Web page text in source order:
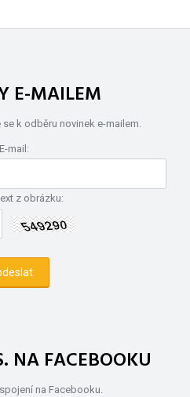
E-MAILEM
k odběru novinek e-mailem.
E-mail:
z obrázku:
NA FACEBOOKU
na Facebooku.